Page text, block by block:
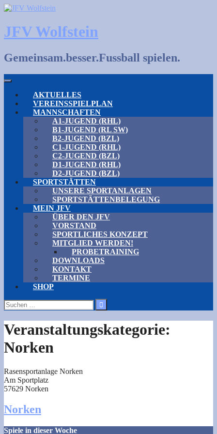
Skip
content
JFV Wolfstein
Gemeinsam.besser.Fussball spielen.
AKTUELLES
VEREINSSPIELPLAN
MANNSCHAFTEN
A1-JUGEND (RHL)
B1-JUGEND (RL SW)
B2-JUGEND (BZL)
C1-JUGEND (RHL)
C2-JUGEND (BZL)
D1-JUGEND (RHL)
D2-JUGEND (BZL)
SPORTSTÄTTEN
UNSERE SPORTANLAGEN
SPORTSTÄTTENBELEGUNG
MEIN JFV
ÜBER DEN JFV
VORSTAND
SPORTLICHES KONZEPT
MITGLIED WERDEN!
PROBETRAINING
DOWNLOADS
KONTAKT
TERMINE
SHOP
Suchen
nach:
Veranstaltungskategorie:
Norken
Rasensportanlage Norken
Am Sportplatz
57629 Norken
Norken
Spiele in dieser Woche